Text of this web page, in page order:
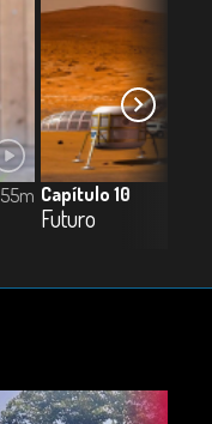
55m Capítulo 10
Futuro